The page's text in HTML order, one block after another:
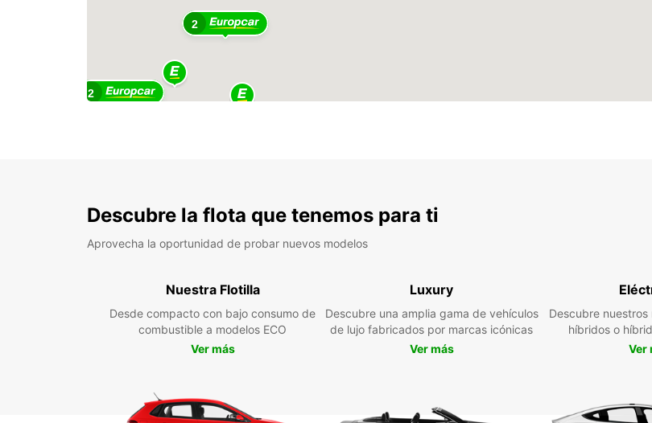
2
2
Descubre la flota que tenemos para ti
Aprovecha la oportunidad de probar nuevos modelos
Nuestra Flotilla
Desde compacto con bajo consumo de
combustible a modelos ECO
Ver más
Luxury
Descubre una amplia gama de vehículos
de lujo fabricados por marcas icónicas
Ver más
Descubre
híbridos o
Ver